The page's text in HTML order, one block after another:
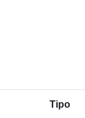
Tipo